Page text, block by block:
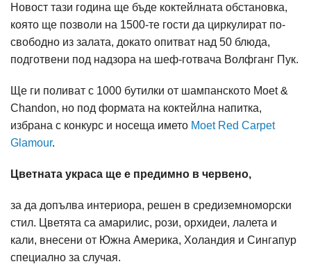
Новост тази година ще бъде коктейлната обстановка,
която ще позволи на 1500-те гости да циркулират по-
свободно из залата, докато опитват над 50 блюда,
подготвени под надзора на шеф-готвача Волфганг Пук.
Ще ги поливат с 1000 бутилки от шампанското Moet &
Chandon, но под формата на коктейлна напитка,
избрана с конкурс и носеща името Moet Red Carpet
Glamour.
Цветната украса ще е предимно в червено,
за да допълва интериора, решен в средиземноморски
стил. Цветята са амарилис, рози, орхидеи, лалета и
кали, внесени от Южна Америка, Холандия и Сингапур
специално за случая.